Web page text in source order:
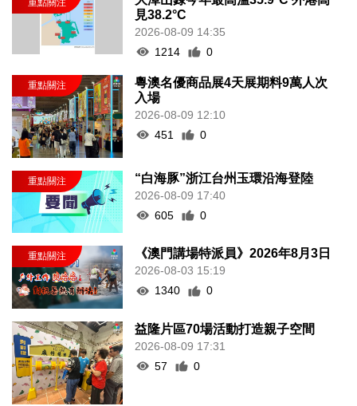
見38.2°C
2026-08-09 14:35
1214
0
粵澳名優商品展4天展期料9萬人次
入場
2026-08-09 12:10
451
0
“白海豚”浙江台州玉環沿海登陸
2026-08-09 17:40
605
0
《澳門講場特派員》2026年8月3日
2026-08-03 15:19
1340
0
益隆片區70場活動打造親子空間
2026-08-09 17:31
57
0